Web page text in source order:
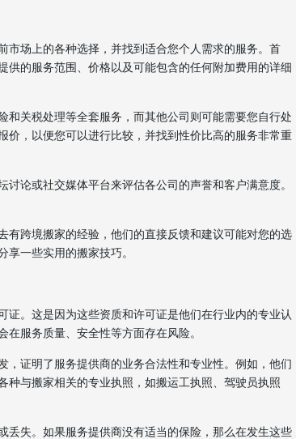
市场上的各种选择，并找到适合您个人需求的服务。首
的服务范围、价格以及可能包含的任何附加费用的详细
关税处理等全套服务，而其他公司则可能需要您自行处
价，以便您可以进行比较，并找到性价比高的服务非常重
论或社交媒体平台来评估各公司的声誉和客户满意度。
有跨境搬家的经验，他们的直接反馈和建议可能对您的选
一些实用的搬家技巧。
。这是因为这些资质和许可证是他们在行业内的专业认
服务质量、安全性等方面存在风险。
证明了服务提供商的业务合法性和专业性。例如，他们
与搬家相关的专业执照，如搬运工执照、驾驶员执照
丢失。如果服务提供商没有适当的保险，那么在发生这些